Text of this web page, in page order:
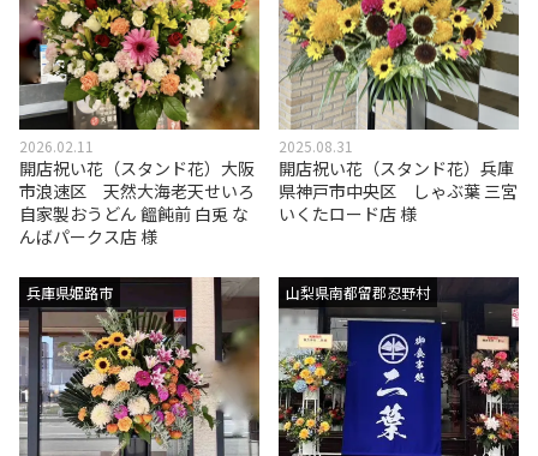
2026.02.11
開店祝い花（スタンド花）大阪
市浪速区 天然大海老天せいろ
自家製おうどん 饂飩前 白兎 な
んばパークス店 様
2025.08.31
開店祝い花（スタンド花）兵庫
県神戸市中央区 しゃぶ葉 三宮
いくたロード店 様
兵庫県姫路市 山梨県南都留郡忍野村